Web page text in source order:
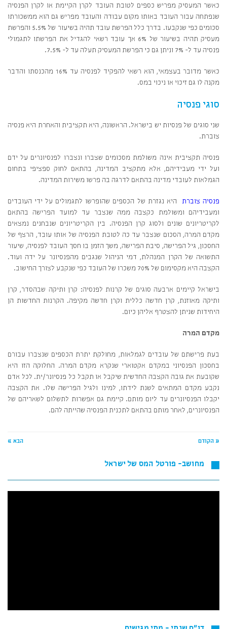
כאשר המעסיק מפריש כספים לטובת העובד לקרן הקיימת או לקרן הפנסיה
שנפתחה עבור העובד באותו מקום עבודה והעובד מפריש גם הוא ממשכורתו
סכומים כפי שנקבעו. בדרך כלל הפרשת עובד תהיה בשיעור של 5.5% והפרשת
מעסיק תהיה בשיעור של 6% אך עובד רשאי להגדיל את הפרשתו לתגמולי
פנסיה עד ל- 7% וניתן גם כי הפרשת המעסיק תעלה עד ל- 7.5%.
כאשר מדובר בעצמאי, הוא רשאי להפקיד לפנסיה עד 16% מהכנסתו והדבר
מקנה לו גם זיכוי או ניכוי במס.
סוגי פנסיה
שני סוגים של פנסיות יש בישראל. הראשונה, היא תקציבית והאחרת היא פנסיה
צוברת.
פנסיה תקציבית אינה משולמת מסכומים שצברו ונצברו לפנסיונרים על ידם
ועל ידי מעבידיהם, אלא מתקציב המדינה, בהתאם לחוק ספציפי בתחום
הגמלאות לעובדי מדינה בהתאם לדרגה בה פרשו משירות המדינה.
פנסיה צוברת היא נגזרת של הכספים שהופרשו לתגמולים על ידי העובדים
ומעבידיהם ומשולמת כקצבה ממה שנצבר עד למועד הפרישה בהתאם
לקריטריונים שונים ולסוג קרן הפנסיה. בין הקריטריונים שנבחנים נמצאים
מקדם המרה, הסכום שנצבר עד כה לטובת הפנסיה של אותו עובד, הרצף של
החסכון, גיל הפרישה, סיבת הפרישה, משך הזמן בו חסך העובד לפנסיה, שיעור
התשואה של הקרן המנהלת, דמי הניהול שנגבים מהפנסיונר על ידה ועוד.
הקצבה היא מקסימום של 70% משכרו של העובד כפי שנקבע לצורך החישוב.
בישראל קיימים ארבעה סוגים של קרנות לפנסיה: קרן ותיקה שבהסדר, קרן
ותיקה מאוזנת, קרן חדשה כללית וקרן חדשה מקיפה. הקרנות החדשות הן
היחידות שניתן להצטרף אליהן כיום.
מקדם המרה
בעת פרישתם של עובדים לגמלאות, מחולקת יתרת הכספים שנצברו עבורם
בחסכון הפנסיוני במקדם אקטוארי שנקרא מקדם המרה. החלוקה הזו היא
שקובעת את גובה הקצבה החדשית שיקבל או תקבל כל פנסיונר/ית. לכל אדם
נקבע מקדם המתאים לשנת לידתו, למינו ולגיל הפרישה שלו. את הקצבה
יקבלו הפנסיונרים עד ליום מותם. קיימת גם אפשרות לתשלום לשאריהם של
הפנסיונרים, לאחר מותם בהתאם לתכנית הפנסיה שהייתה להם.
« הקודם הבא »
מחושב- פורטל המס של ישראל